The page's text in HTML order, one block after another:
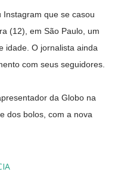
que se casou
(12), em São Paulo, um
idade. O jornalista ainda
com seus seguidores.
da Globo na
dos bolos, com a nova